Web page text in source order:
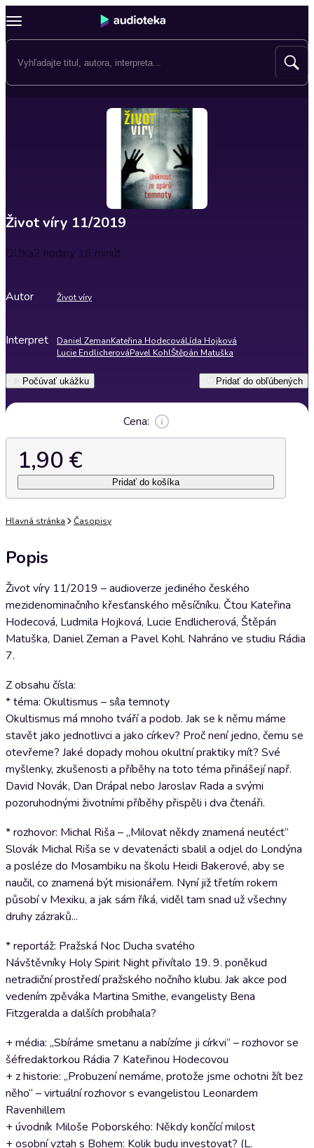
Život víry 11/2019
Dĺžka2 hodiny 16 minút
Autor Život víry
Interpret Daniel ZemanKateřina HodecováLída Hojková
Lucie EndlicherováPavel KohlŠtěpán Matuška
Počúvať ukážku Pridať do obľúbených
Cena:
1,90 €
Pridať do košíka
Hlavná stránka Časopisy
Popis
Život víry 11/2019 – audioverze jediného českého
mezidenominačního křesťanského měsíčníku. Čtou Kateřina
Hodecová, Ludmila Hojková, Lucie Endlicherová, Štěpán
Matuška, Daniel Zeman a Pavel Kohl. Nahráno ve studiu Rádia
7.
Z obsahu čísla:
* téma: Okultismus – síla temnoty
Okultismus má mnoho tváří a podob. Jak se k němu máme
stavět jako jednotlivci a jako církev? Proč není jedno, čemu se
otevřeme? Jaké dopady mohou okultní praktiky mít? Své
myšlenky, zkušenosti a příběhy na toto téma přinášejí např.
David Novák, Dan Drápal nebo Jaroslav Rada a svými
pozoruhodnými životními příběhy přispěli i dva čtenáři.
* rozhovor: Michal Riša – „Milovat někdy znamená neutéct“
Slovák Michal Riša se v devatenácti sbalil a odjel do Londýna
a posléze do Mosambiku na školu Heidi Bakerové, aby se
naučil, co znamená být misionářem. Nyní již třetím rokem
působí v Mexiku, a jak sám říká, viděl tam snad už všechny
druhy zázraků...
* reportáž: Pražská Noc Ducha svatého
Návštěvníky Holy Spirit Night přivítalo 19. 9. poněkud
netradiční prostředí pražského nočního klubu. Jak akce pod
vedením zpěváka Martina Smithe, evangelisty Bena
Fitzgeralda a dalších probíhala?
+ média: „Sbíráme smetanu a nabízíme ji církvi“ – rozhovor se
šéfredaktorkou Rádia 7 Kateřinou Hodecovou
+ z historie: „Probuzení nemáme, protože jsme ochotni žít bez
něho“ – virtuální rozhovor s evangelistou Leonardem
Ravenhillem
+ úvodník Miloše Poborského: Někdy končící milost
+ osobní vztah s Bohem: Kolik budu investovat? (L.